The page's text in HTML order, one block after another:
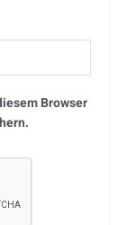
Browser